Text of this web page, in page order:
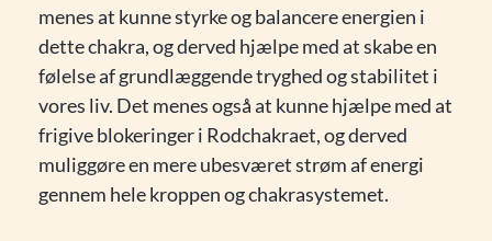
menes at kunne styrke og balancere energien i
dette chakra, og derved hjælpe med at skabe en
følelse af grundlæggende tryghed og stabilitet i
vores liv. Det menes også at kunne hjælpe med at
frigive blokeringer i Rodchakraet, og derved
muliggøre en mere ubesværet strøm af energi
gennem hele kroppen og chakrasystemet.